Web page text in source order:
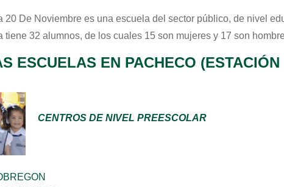
20 De Noviembre es una escuela del sector público, de nivel
tiene 32 alumnos, de los cuales 15 son mujeres y 17 son
ESCUELAS EN PACHECO (ESTACIÓN
CENTROS DE NIVEL PREESCOLAR